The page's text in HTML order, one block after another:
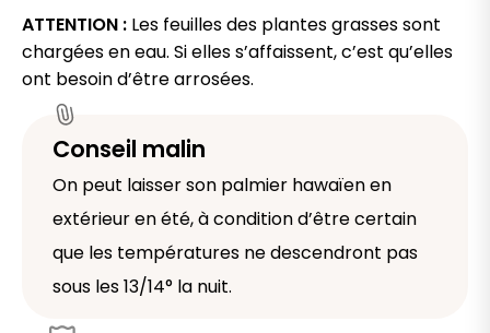
ATTENTION : Les feuilles des plantes grasses sont
chargées en eau. Si elles s’affaissent, c’est qu’elles
ont besoin d’être arrosées.
Conseil malin
On peut laisser son palmier hawaïen en
extérieur en été, à condition d’être certain
que les températures ne descendront pas
sous les 13/14° la nuit.